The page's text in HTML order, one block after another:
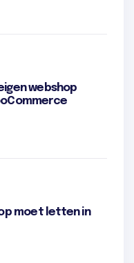
webshop
moet letten in